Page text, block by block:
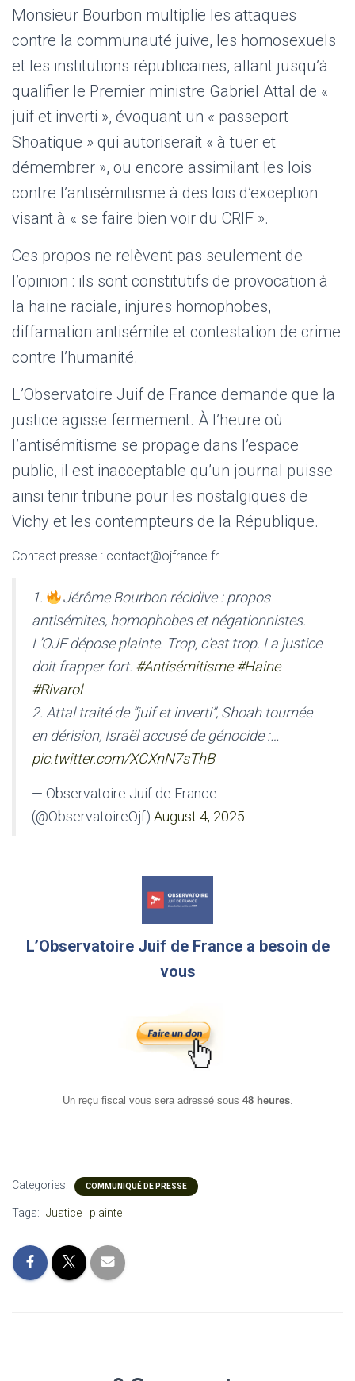
Monsieur Bourbon multiplie les attaques
contre la communauté juive, les homosexuels
et les institutions républicaines, allant jusqu’à
qualifier le Premier ministre Gabriel Attal de «
juif et inverti », évoquant un « passeport
Shoatique » qui autoriserait « à tuer et
démembrer », ou encore assimilant les lois
contre l’antisémitisme à des lois d’exception
visant à « se faire bien voir du CRIF ».
Ces propos ne relèvent pas seulement de
l’opinion : ils sont constitutifs de provocation à
la haine raciale, injures homophobes,
diffamation antisémite et contestation de crime
contre l’humanité.
L’Observatoire Juif de France demande que la
justice agisse fermement. À l’heure où
l’antisémitisme se propage dans l’espace
public, il est inacceptable qu’un journal puisse
ainsi tenir tribune pour les nostalgiques de
Vichy et les contempteurs de la République.
Contact presse : contact@ojfrance.fr
1.
Jérôme Bourbon récidive : propos
antisémites, homophobes et négationnistes.
L’OJF dépose plainte. Trop, c’est trop. La justice
doit frapper fort. #Antisémitisme #Haine
#Rivarol
2. Attal traité de “juif et inverti”, Shoah tournée
en dérision, Israël accusé de génocide :…
pic.twitter.com/XCXnN7sThB
— Observatoire Juif de France
(@ObservatoireOjf) August 4, 2025
L’Observatoire Juif de France a besoin de
vous
Un reçu fiscal vous sera adressé sous 48 heures.
Categories: COMMUNIQUÉ DE PRESSE
Tags: Justice plainte